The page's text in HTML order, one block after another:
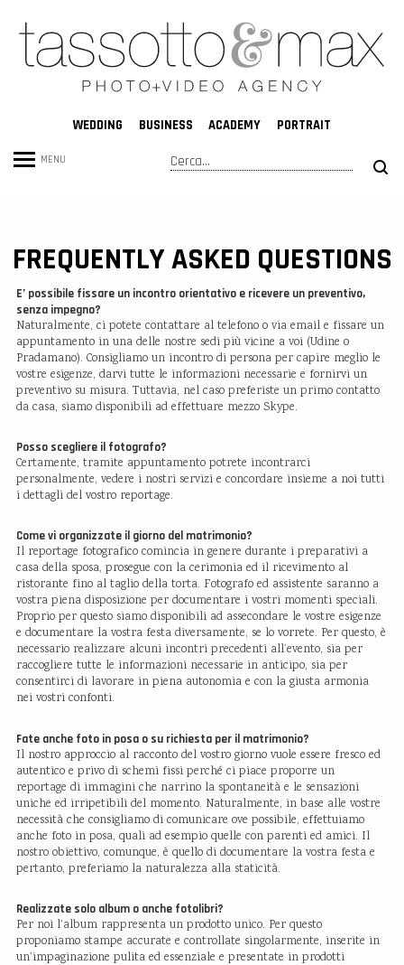
WEDDING BUSINESS ACADEMY PORTRAIT
ricerca
Cerca
MENU
FREQUENTLY ASKED QUESTIONS
E’ possibile fissare un incontro orientativo e ricevere un preventivo,
senza impegno?
Naturalmente, ci potete contattare al telefono o via email e fissare un
appuntamento in una delle nostre sedi più vicine a voi (Udine o
Pradamano). Consigliamo un incontro di persona per capire meglio le
vostre esigenze, darvi tutte le informazioni necessarie e fornirvi un
preventivo su misura. Tuttavia, nel caso preferiste un primo contatto
da casa, siamo disponibili ad effettuare mezzo Skype.
Posso scegliere il fotografo?
Certamente, tramite appuntamento potrete incontrarci
personalmente, vedere i nostri servizi e concordare insieme a noi tutti
i dettagli del vostro reportage.
Come vi organizzate il giorno del matrimonio?
Il reportage fotografico comincia in genere durante i preparativi a
casa della sposa, prosegue con la cerimonia ed il ricevimento al
ristorante fino al taglio della torta. Fotografo ed assistente saranno a
vostra piena disposizione per documentare i vostri momenti speciali.
Proprio per questo siamo disponibili ad assecondare le vostre esigenze
e documentare la vostra festa diversamente, se lo vorrete. Per questo, è
necessario realizzare alcuni incontri precedenti all’evento, sia per
raccogliere tutte le informazioni necessarie in anticipo, sia per
consentirci di lavorare in piena autonomia e con la giusta armonia
nei vostri confonti.
Fate anche foto in posa o su richiesta per il matrimonio?
Il nostro approccio al racconto del vostro giorno vuole essere fresco ed
autentico e privo di schemi fissi perché ci piace proporre un
reportage di immagini che narrino la spontaneità e le sensazioni
uniche ed irripetibili del momento. Naturalmente, in base alle vostre
necessità che consigliamo di comunicare ove possibile, effettuiamo
anche foto in posa, quali ad esempio quelle con parenti ed amici. Il
nostro obiettivo, comunque, è quello di documentare la vostra festa e
pertanto, preferiamo la naturalezza alla staticità.
Realizzate solo album o anche fotolibri?
Per noi l’album rappresenta un prodotto unico. Per questo
proponiamo stampe accurate e controllate singolarmente, inserite in
un’impaginazione pulita ed essenziale e presentate in prodotti